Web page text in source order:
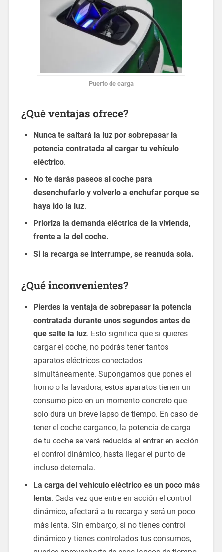
Puerto de carga
¿Qué ventajas ofrece?
Nunca te saltará la luz por sobrepasar la
potencia contratada al cargar tu vehículo
eléctrico.
No te darás paseos al coche para
desenchufarlo y volverlo a enchufar porque se
haya ido la luz.
Prioriza la demanda eléctrica de la vivienda,
frente a la del coche.
Si la recarga se interrumpe, se reanuda sola.
¿Qué inconvenientes?
Pierdes la ventaja de sobrepasar la potencia
contratada durante unos segundos antes de
que salte la luz. Esto significa que si quieres
cargar el coche, no podrás tener tantos
aparatos eléctricos conectados
simultáneamente. Supongamos que pones el
horno o la lavadora, estos aparatos tienen un
consumo pico en un momento concreto que
solo dura un breve lapso de tiempo. En caso de
tener el coche cargando, la potencia de carga
de tu coche se verá reducida al entrar en acción
el control dinámico, hasta llegar el punto de
incluso deternala.
La carga del vehículo eléctrico es un poco más
lenta. Cada vez que entre en acción el control
dinámico, afectará a tu recarga y será un poco
más lenta. Sin embargo, si no tienes control
dinámico y tienes controlados tus consumos,